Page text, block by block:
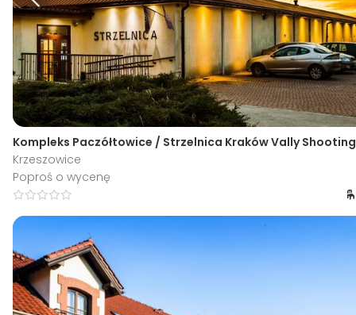
Kompleks Paczółtowice / Strzelnica Kraków Vally
Krzeszowice
Poproś o wycenę